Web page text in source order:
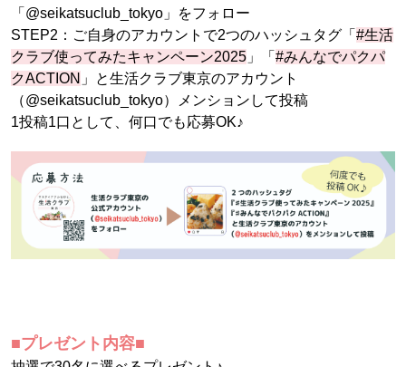
「@seikatsuclub_tokyo」をフォロー
STEP2：ご自身のアカウントで2つのハッシュタグ「 #生活
クラブ使ってみたキャンペーン2025 」「 #みんなでパクパ
クACTION 」と生活クラブ東京のアカウント
（@seikatsuclub_tokyo）メンションして投稿
1投稿1口として、何口でも応募OK♪
■プレゼント内容■